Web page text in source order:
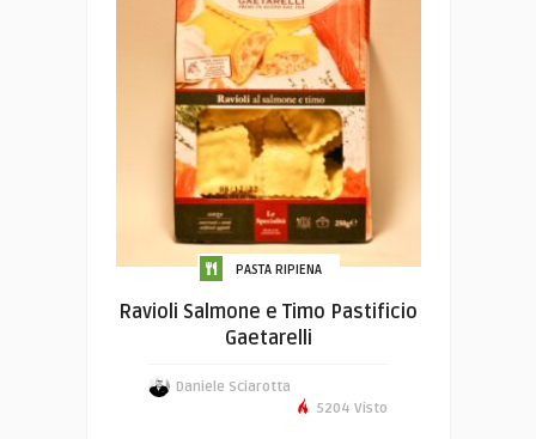
PASTA RIPIENA
Ravioli Salmone e Timo Pastificio
Gaetarelli
Daniele Sciarotta
5204 Visto